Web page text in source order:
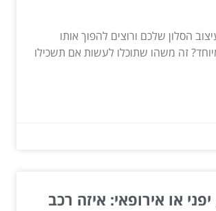
הסלון שלכם ורוצים להפוך אותו
זה משהו שתוכלו לעשות אם תשכילו
או אירופאי: איזה רכב